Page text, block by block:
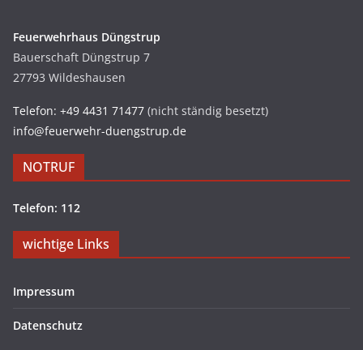
Feuerwehrhaus Düngstrup
Bauerschaft Düngstrup 7
27793 Wildeshausen
Telefon: +49 4431 71477 (nicht ständig besetzt)
info@feuerwehr-duengstrup.de
NOTRUF
Telefon: 112
wichtige Links
Impressum
Datenschutz